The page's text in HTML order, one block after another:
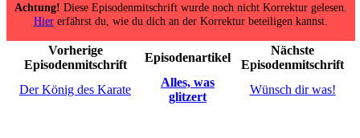
Achtung! Diese Episodenmitschrift wurde noch nicht Korrektur gelesen.
Hier erfährst du, wie du dich an der Korrektur beteiligen kannst.
Vorherige
Episodenmitschrift
Episodenartikel
Nächste
Episodenmitschrift
Der König des Karate
Alles, was
glitzert
Wünsch dir was!